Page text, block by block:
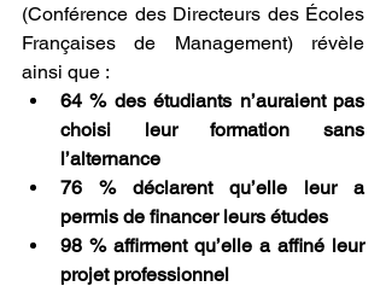
(Conférence des Directeurs des Écoles
Françaises de Management) révèle
ainsi que :
64 % des étudiants n’auraient pas
choisi leur formation sans
l’alternance
76 % déclarent qu’elle leur a
permis de financer leurs études
98 % affirment qu’elle a affiné leur
projet professionnel